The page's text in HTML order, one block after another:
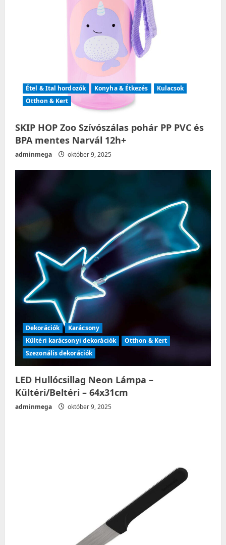
Étel & Ital hordozók Konyha & Étkezés
Kulacsok
Otthon & Kert
SKIP HOP Zoo Szívószálas pohár PP PVC és
BPA mentes Narvál 12h+
adminmega október 9, 2025
Dekorációk
Karácsony
Kültéri karácsonyi dekorációk
Otthon & Kert
Szezonális dekorációk
LED Hullócsillag Neon Lámpa –
Kültéri/Beltéri – 64x31cm
adminmega október 9, 2025